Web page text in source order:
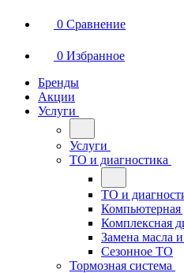
0 Сравнение
0 Избранное
Бренды
Акции
Услуги
Услуги
ТО и диагностика
ТО и
Компьютерная
Комплексная
Замена масла
Сезонное ТО
Тормозная система